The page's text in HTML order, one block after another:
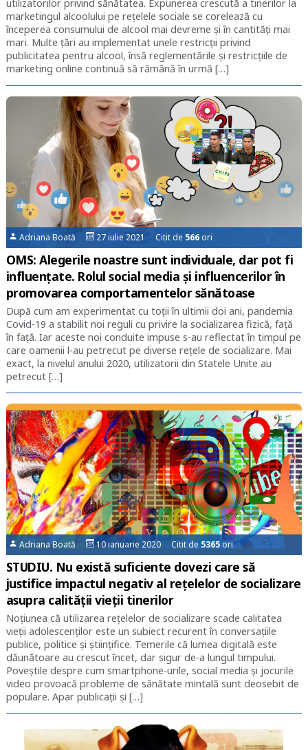
utilizatorilor privind sănătatea. Expunerea crescută a tinerilor la
marketingul alcoolului pe rețelele sociale se corelează cu
începerea consumului de alcool mai devreme și în cantități mai
mari. Multe țări au implementat unele restricții privind
publicitatea pentru alcool, însă reglementările și restricțiile de
marketing online continuă să rămână în urmă […]
Adriana Boată 27 iulie 2021 Citit de 566ori
OMS: Alegerile noastre sunt individuale, dar pot fi
influențate. Rolul social media și influencerilor în
promovarea comportamentelor sănătoase
După cum am experimentat cu toții în ultimii doi ani, pandemia
Covid-19 a stabilit noi reguli cu privire la socializarea fizică, față
în față. Iar aceste noi conduite impuse s-au reflectat în timpul pe
care oamenii l-au petrecut pe diverse rețele de socializare. Mai
exact, la nivelul anului 2020, utilizatorii din Statele Unite au
petrecut […]
Adriana Boată 10 ianuarie 2020 Citit de 5365ori
STUDIU. Nu există suficiente dovezi care să
justifice impactul negativ al rețelelor de socializare
asupra calității vieții tinerilor
Noțiunea că utilizarea rețelelor de socializare scade calitatea
vieții adolescenților este un subiect recurent în conversațiile
publice, politice și științifice. Temerile că lumea digitală este
dăunătoare au crescut încet, dar sigur de-a lungul timpului.
Poveștile despre cum smartphone-urile, social media și jocurile
video provoacă probleme de sănătate mintală sunt deosebit de
populare. Apar publicații și […]